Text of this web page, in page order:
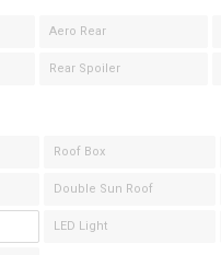
Aero Rear
Rear Spoiler
Roof Box
Double Sun Roof
LED Light